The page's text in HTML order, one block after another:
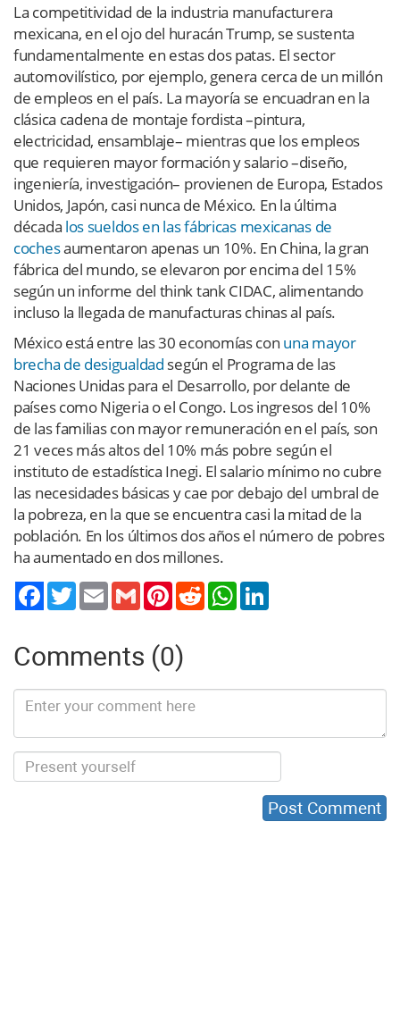
La competitividad de la industria manufacturera
mexicana, en el ojo del huracán Trump, se sustenta
fundamentalmente en estas dos patas. El sector
automovilístico, por ejemplo, genera cerca de un millón
de empleos en el país. La mayoría se encuadran en la
clásica cadena de montaje fordista –pintura,
electricidad, ensamblaje– mientras que los empleos
que requieren mayor formación y salario –diseño,
ingeniería, investigación– provienen de Europa, Estados
Unidos, Japón, casi nunca de México. En la última
década los sueldos en las fábricas mexicanas de
cochesaumentaron apenas un 10%. En China, la gran
fábrica del mundo, se elevaron por encima del 15%
según un informe del think tank CIDAC, alimentando
incluso la llegada de manufacturas chinas al país.
México está entre las 30 economías con una mayor
brecha de desigualdad según el Programa de las
Naciones Unidas para el Desarrollo, por delante de
países como Nigeria o el Congo. Los ingresos del 10%
de las familias con mayor remuneración en el país, son
21 veces más altos del 10% más pobre según el
instituto de estadística Inegi. El salario mínimo no cubre
las necesidades básicas y cae por debajo del umbral de
la pobreza, en la que se encuentra casi la mitad de la
población. En los últimos dos años el número de pobres
ha aumentado en dos millones.
TwitterEmail Gmail PinterestReddit WhatsApp
Comments (0)